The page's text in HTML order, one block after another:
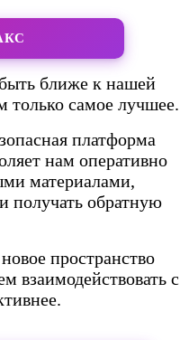
ближе к нашей
только самое лучшее.
платформа
нам оперативно
материалами,
получать обратную
пространство
взаимодействовать с